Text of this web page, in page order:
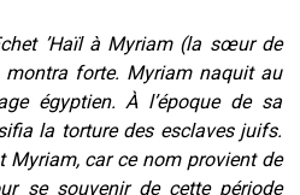
’Haïl à Myriam (la sœur de
forte. Myriam naquit au
égyptien. À l’époque de sa
la torture des esclaves juifs.
Myriam, car ce nom provient de
se souvenir de cette période